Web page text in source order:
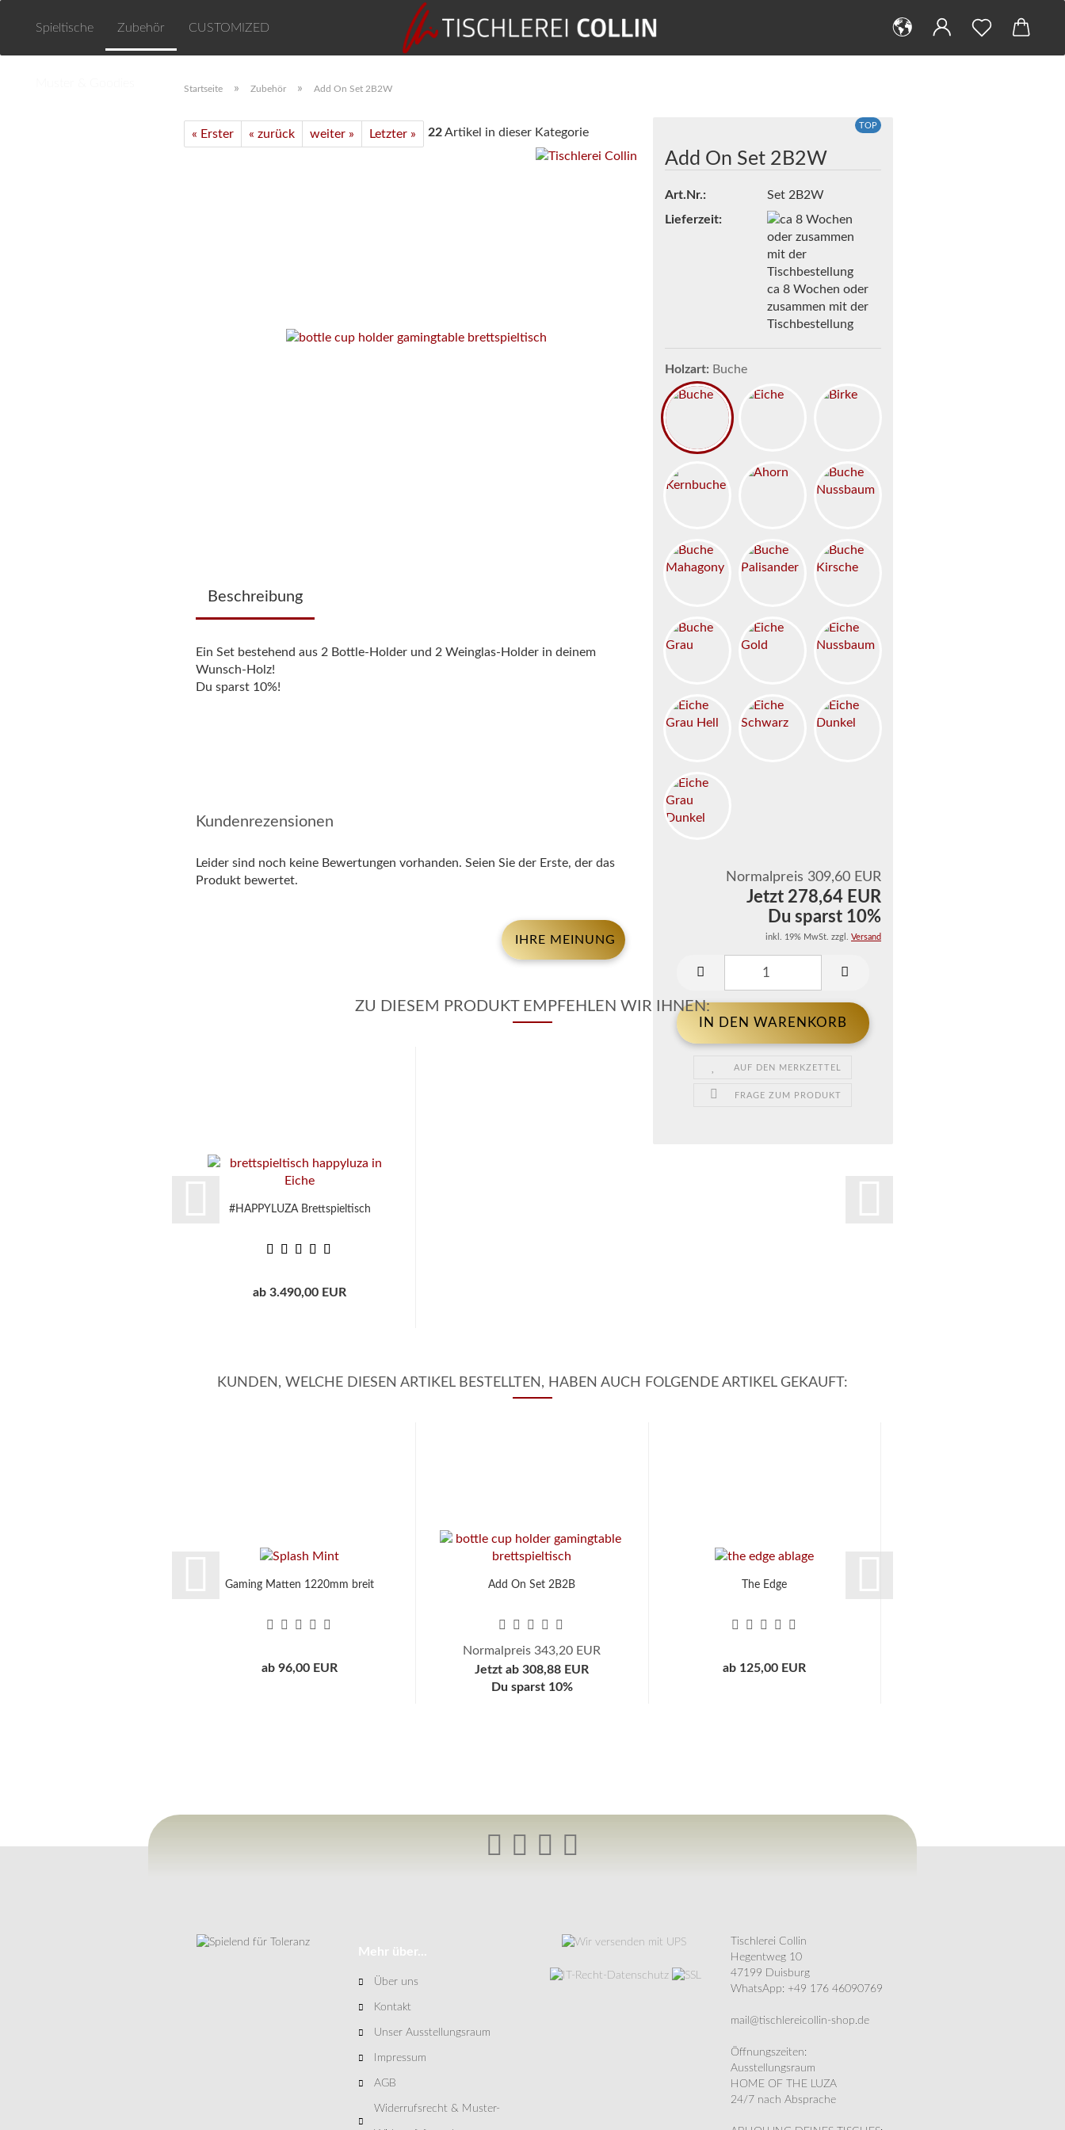
Spieltische Zubehör CUSTOMIZED
Startseite » Zubehör » Add On Set 2B2W
« Erster « zurück weiter » Letzter » 22Artikel in dieser Kategorie
TOP
Add On Set 2B2W
Art.Nr.:
Set 2B2W
Lieferzeit:
ca 8 Wochen oder
zusammen mit der
Tischbestellung
Holzart: Buche
Normalpreis 309,60 EUR
Jetzt 278,64 EUR
Du sparst 10%
inkl. 19% MwSt. zzgl. Versand
AUF DEN MERKZETTEL
FRAGE ZUM PRODUKT
Beschreibung
Ein Set bestehend aus 2 Bottle-Holder und 2 Weinglas-Holder in deinem
Wunsch-Holz!
Du sparst 10%!
Kundenrezensionen
Leider sind noch keine Bewertungen vorhanden. Seien Sie der Erste, der das
Produkt bewertet.
IHRE MEINUNG
ZU DIESEM PRODUKT EMPFEHLEN WIR IHNEN:
#HAPPYLUZA Brettspieltisch
ab 3.490,00 EUR
KUNDEN, WELCHE DIESEN ARTIKEL BESTELLTEN, HABEN AUCH FOLGENDE ARTIKEL GEKAUFT:
Gaming Matten 1220mm breit
ab 96,00 EUR
Add On Set 2B2B
Normalpreis 343,20 EUR
Jetzt ab 308,88 EUR
Du sparst 10%
The Edge
ab 125,00 EUR
Mehr über...
Über uns
Kontakt
Unser Ausstellungsraum
Impressum
AGB
Widerrufsrecht & Muster-
Tischlerei Collin
Hegentweg 10
47199 Duisburg
WhatsApp: +49 176 46090769
mail@tischlereicollin-shop.de
Öffnungszeiten:
Ausstellungsraum
HOME OF THE LUZA
24/7 nach Absprache